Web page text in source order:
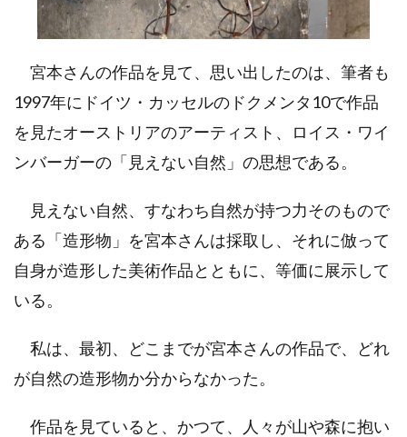
宮本さんの作品を見て、思い出したのは、筆者も
1997年にドイツ・カッセルのドクメンタ10で作品
を見たオーストリアのアーティスト、ロイス・ワイ
ンバーガーの「見えない自然」の思想である。
見えない自然、すなわち自然が持つ力そのもので
ある「造形物」を宮本さんは採取し、それに倣って
自身が造形した美術作品とともに、等価に展示して
いる。
私は、最初、どこまでが宮本さんの作品で、どれ
が自然の造形物か分からなかった。
作品を見ていると、かつて、人々が山や森に抱い